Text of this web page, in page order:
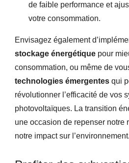
de faible performance et
votre consommation.
Envisagez également
stockage énergétique pour
consommation, ou même de
technologies émergentes qui
révolutionner l’efficacité de vos
photovoltaïques. La transition
une occasion de repenser notre
notre impact sur l’environnement.